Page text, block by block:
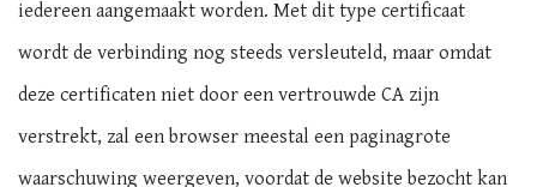
iedereen aangemaakt worden. Met dit type certificaat
wordt de verbinding nog steeds versleuteld, maar omdat
deze certificaten niet door een vertrouwde CA zijn
verstrekt, zal een browser meestal een paginagrote
waarschuwing weergeven, voordat de website bezocht kan